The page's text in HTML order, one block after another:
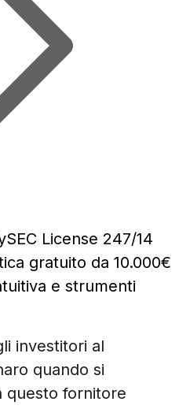
License 247/14
gratuito da 10.000€
e strumenti
investitori al
quando si
questo fornitore